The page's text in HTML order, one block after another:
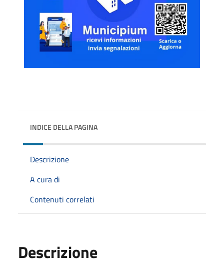
INDICE DELLA PAGINA
Descrizione
A cura di
Contenuti correlati
Descrizione